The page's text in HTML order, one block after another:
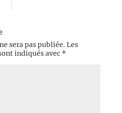
sera pas publiée. Les
indiqués avec *